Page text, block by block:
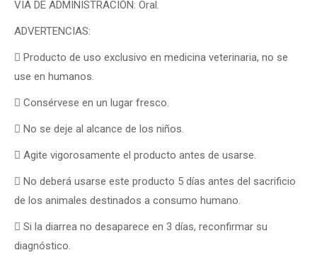
VIA DE ADMINISTRACIÓN: Oral.
ADVERTENCIAS:
 Producto de uso exclusivo en medicina veterinaria, no se
use en humanos.
 Consérvese en un lugar fresco.
 No se deje al alcance de los niños.
 Agite vigorosamente el producto antes de usarse.
 No deberá usarse este producto 5 días antes del sacrificio
de los animales destinados a consumo humano.
 Si la diarrea no desaparece en 3 días, reconfirmar su
diagnóstico.